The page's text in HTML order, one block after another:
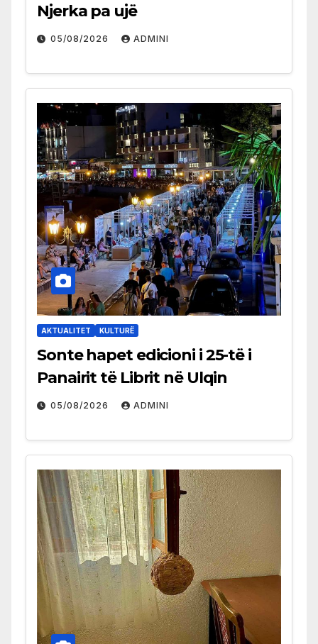
Njerka pa ujë
05/08/2026 ADMINI
AKTUALITET KULTURË
Sonte hapet edicioni i 25-të i
Panairit të Librit në Ulqin
05/08/2026 ADMINI